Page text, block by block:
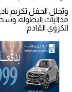
وتخلل الحفل تكريم
مداليات البطولة،
الكروي القادم.